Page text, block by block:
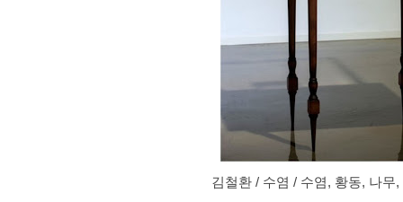
김철환 / 수염 / 수염, 황동, 나무